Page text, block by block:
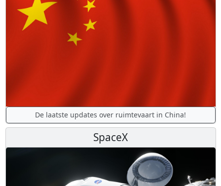
De laatste updates over ruimtevaart in China!
SpaceX